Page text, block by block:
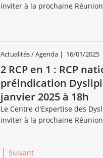
inviter à la prochaine
Actualités / Agenda| 16/01/2025
2 RCP en 1 : RCP
préindication
janvier 2025 à 18h
Le Centre d'Expertise des
inviter à la prochaine
Suivant